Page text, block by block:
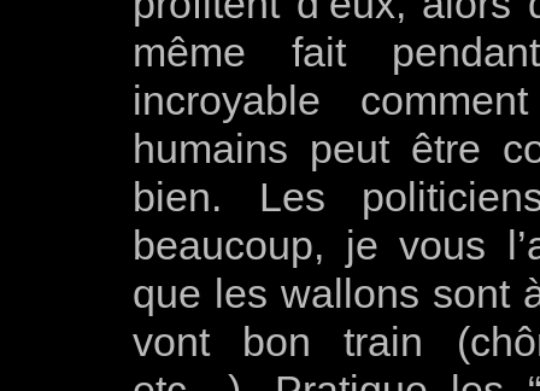
même fait
incroyable
humains peut être
bien. Les
beaucoup, je vous
que les wallons sont
vont bon train